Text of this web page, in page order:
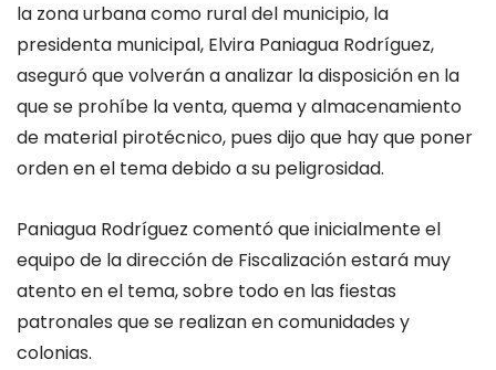
la zona urbana como rural del municipio, la
presidenta municipal, Elvira Paniagua Rodríguez,
aseguró que volverán a analizar la disposición en la
que se prohíbe la venta, quema y almacenamiento
de material pirotécnico, pues dijo que hay que poner
orden en el tema debido a su peligrosidad.
Paniagua Rodríguez comentó que inicialmente el
equipo de la dirección de Fiscalización estará muy
atento en el tema, sobre todo en las fiestas
patronales que se realizan en comunidades y
colonias.